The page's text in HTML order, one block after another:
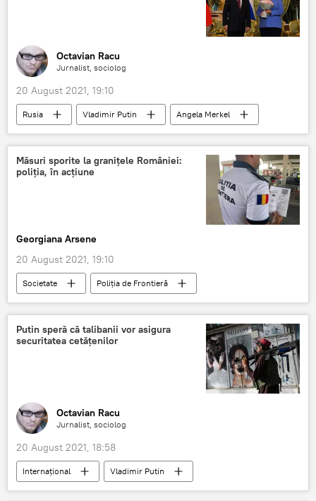
Octavian Racu
Jurnalist, sociolog
20 August 2021, 19:10
Rusia Vladimir Putin Angela Merkel
Măsuri sporite la granițele României:
poliția, în acțiune
Georgiana Arsene
20 August 2021, 19:10
Societate Poliția de Frontieră
Putin speră că talibanii vor asigura
securitatea cetățenilor
Octavian Racu
Jurnalist, sociolog
20 August 2021, 18:58
Internaţional
Vladimir Putin
Afganistan
Taliban Rusia